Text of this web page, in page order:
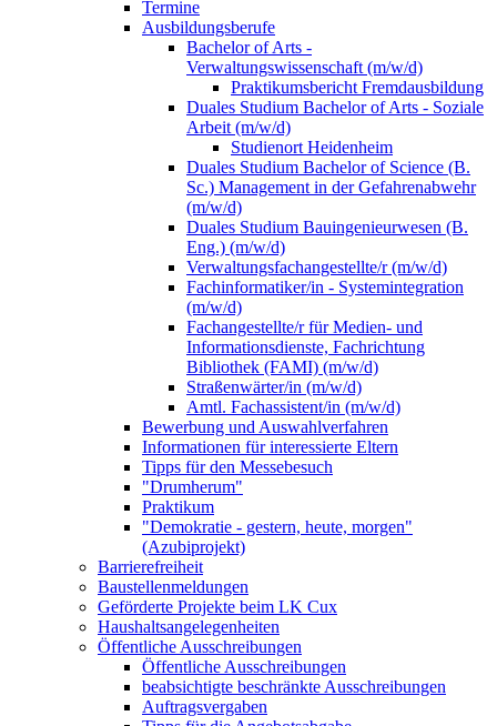
Termine
Ausbildungsberufe
Bachelor of Arts -
Verwaltungswissenschaft (m/w/d)
Praktikumsbericht Fremdausbildung
Duales Studium Bachelor of Arts - Soziale
Arbeit (m/w/d)
Studienort Heidenheim
Duales Studium Bachelor of Science (B.
Sc.) Management in der Gefahrenabwehr
(m/w/d)
Duales Studium Bauingenieurwesen (B.
Eng.) (m/w/d)
Verwaltungsfachangestellte/r (m/w/d)
Fachinformatiker/in - Systemintegration
(m/w/d)
Fachangestellte/r für Medien- und
Informationsdienste, Fachrichtung
Bibliothek (FAMI) (m/w/d)
Straßenwärter/in (m/w/d)
Amtl. Fachassistent/in (m/w/d)
Bewerbung und Auswahlverfahren
Informationen für interessierte Eltern
Tipps für den Messebesuch
"Drumherum"
Praktikum
"Demokratie - gestern, heute, morgen"
(Azubiprojekt)
Barrierefreiheit
Baustellenmeldungen
Geförderte Projekte beim LK Cux
Haushaltsangelegenheiten
Öffentliche Ausschreibungen
Öffentliche Ausschreibungen
beabsichtigte beschränkte Ausschreibungen
Auftragsvergaben